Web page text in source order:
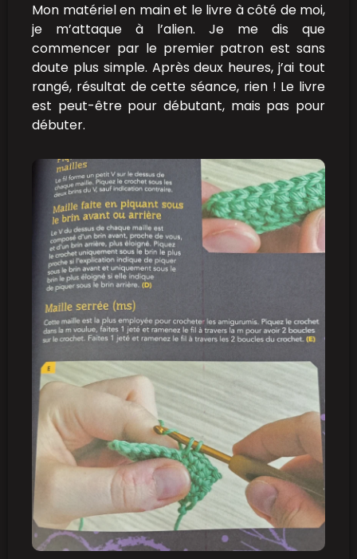
Mon matériel en main et le livre à côté de moi,
je m’attaque à l’alien. Je me dis que
commencer par le premier patron est sans
doute plus simple. Après deux heures, j’ai tout
rangé, résultat de cette séance, rien ! Le livre
est peut-être pour débutant, mais pas pour
débuter.